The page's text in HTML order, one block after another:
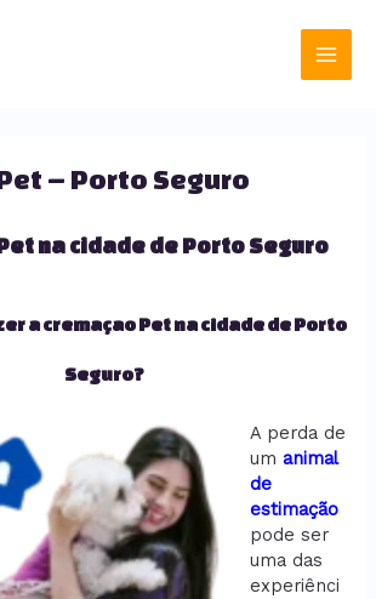
Main
– Porto Seguro
na cidade de Porto Seguro
a cremaçao Pet na cidade de Porto
Seguro?
A perda de
umanimal
de
estimação
pode ser
uma das
experiênci